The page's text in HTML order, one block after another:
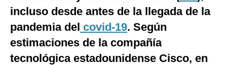
España
Internacional
incluso desde antes de la llegada de la
pandemia del covid-19. Según
estimaciones de la compañía
tecnológica estadounidense Cisco, en